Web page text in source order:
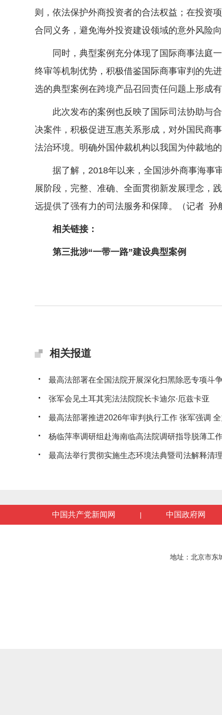
则，依法保护外商投资者的合法权益；在投资
合同义务，避免海外投资建设领域的意外风险
同时，典型案例充分体现了国际商事法庭一
终审等机制优势，积极借鉴国际商事审判的先
选的典型案例在跨境产品召回责任问题上形成
此次发布的案例也反映了国际司法协助与合
决案件，积极促进互惠关系形成，对外国民商
法治环境。明确外国仲裁机构以我国为仲裁地
据了解，2018年以来，全国涉外商事海事审
展阶段，完整、准确、全面贯彻新发展理念，
远提供了强有力的司法服务和保障。（记者 孙
相关链接：
第三批涉“一带一路”建设典型案例
相关报道
最高法部署在全国法院开展深化扫黑除恶专项斗
张军会见土耳其宪法法院院长卡迪尔·厄兹卡亚
最高法部署推进2026年审判执行工作 张军强调
杨临萍率调研组赴海南临高法院调研指导脱薄工
最高法举行贯彻实施生态环境法典暨司法解释清
中国共产党新闻网 | 中国政府网
地址：北京市东